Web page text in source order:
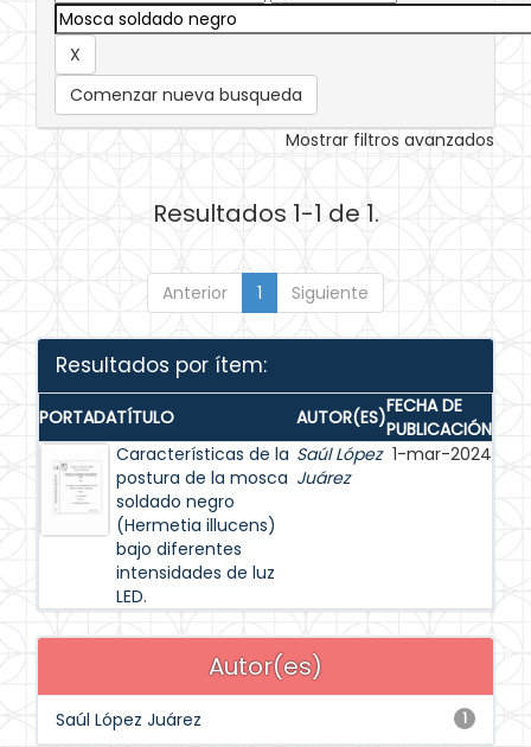
Comenzar nueva busqueda
Mostrar filtros avanzados
Resultados 1-1 de 1.
Anterior 1 Siguiente
Resultados por ítem:
PORTADATÍTULO AUTOR(ES)FECHA DE
PUBLICACIÓN
Características de la
postura de la mosca
soldado negro
(Hermetia illucens)
bajo diferentes
intensidades de luz
LED.
Saúl López
Juárez
1-mar-2024
Autor(es)
1
Saúl López Juárez